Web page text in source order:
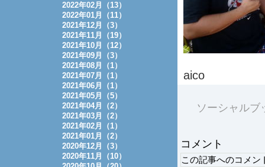
aico
ソーシャルブ
コメント
この記事へのコメン
2022年02月（13）
2022年01月（11）
2021年12月（3）
2021年11月（19）
2021年10月（12）
2021年09月（3）
2021年08月（1）
2021年07月（1）
2021年06月（1）
2021年05月（5）
2021年04月（2）
2021年03月（2）
2021年02月（1）
2021年01月（2）
2020年12月（3）
2020年11月（10）